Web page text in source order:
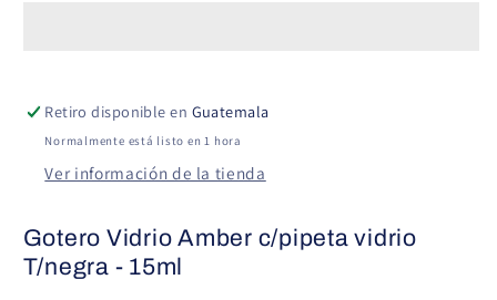
-
15ml
-
15ml
Retiro disponible en Guatemala
Normalmente está listo en 1 hora
Ver información de la tienda
Gotero Vidrio Amber c/pipeta vidrio
T/negra - 15ml